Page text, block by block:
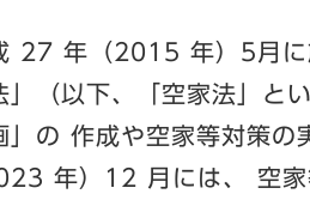
27 年（2015 年）5月に
（以下、「空家法」と
の 作成や空家等対策の
年）12 月には、 空